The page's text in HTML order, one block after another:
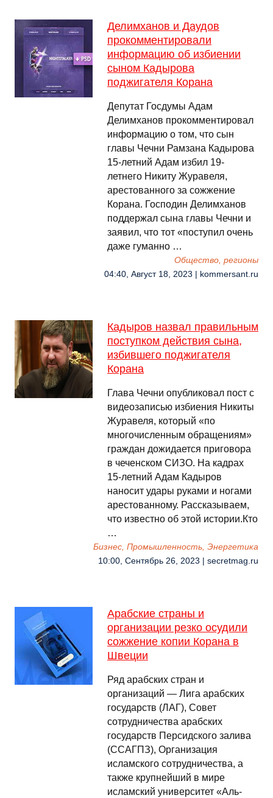
Делимханов и Даудов
прокомментировали
информацию об избиении
сыном Кадырова
поджигателя Корана
Депутат Госдумы Адам
Делимханов прокомментировал
информацию о том, что сын
главы Чечни Рамзана Кадырова
15-летний Адам избил 19-
летнего Никиту Журавеля,
арестованного за сожжение
Корана. Господин Делимханов
поддержал сына главы Чечни и
заявил, что тот «поступил очень
даже гуманно …
Общество, регионы
04:40, Август 18, 2023 | kommersant.ru
Кадыров назвал правильным
поступком действия сына,
избившего поджигателя
Корана
Глава Чечни опубликовал пост с
видеозаписью избиения Никиты
Журавеля, который «по
многочисленным обращениям»
граждан дожидается приговора
в чеченском СИЗО. На кадрах
15-летний Адам Кадыров
наносит удары руками и ногами
арестованному. Рассказываем,
что известно об этой истории.Кто
…
Бизнес, Промышленность, Энергетика
10:00, Сентябрь 26, 2023 | secretmag.ru
Арабские страны и
организации резко осудили
сожжение копии Корана в
Швеции
Ряд арабских стран и
организаций — Лига арабских
государств (ЛАГ), Совет
сотрудничества арабских
государств Персидского залива
(ССАГПЗ), Организация
исламского сотрудничества, а
также крупнейший в мире
исламский университет «Аль-